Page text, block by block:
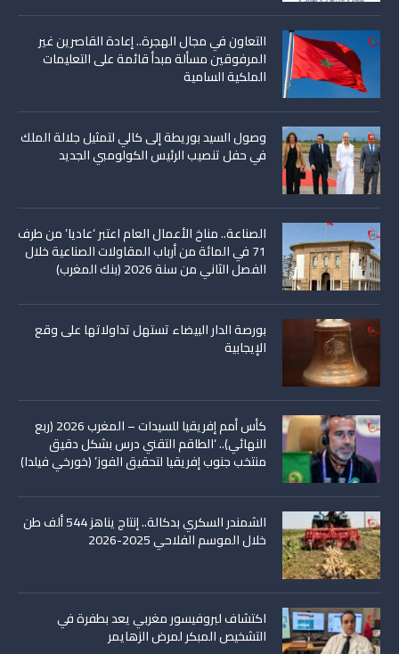
التعاون في مجال الهجرة.. إعادة القاصرين غير
المرفوقين مسألة مبدأ قائمة على التعليمات
الملكية السامية
وصول السيد بوريطة إلى كالي لتمثيل جلالة الملك
في حفل تنصيب الرئيس الكولومبي الجديد
الصناعة.. مناخ الأعمال العام اعتبر ‘عاديا’ من طرف
71 في المائة من أرباب المقاولات الصناعية خلال
الفصل الثاني من سنة 2026 (بنك المغرب)
بورصة الدار البيضاء تستهل تداولاتها على وقع
الإيجابية
كأس أمم إفريقيا للسيدات – المغرب 2026 (ربع
النهائي).. ‘الطاقم التقني درس بشكل دقيق
منتخب جنوب إفريقيا لتحقيق الفوز’ (خورخي فيلدا)
الشمندر السكري بدكالة.. إنتاج يناهز 544 ألف طن
خلال الموسم الفلاحي 2025-2026
اكتشاف لبروفيسور مغربي يعد بطفرة في
التشخيص المبكر لمرض الزهايمر